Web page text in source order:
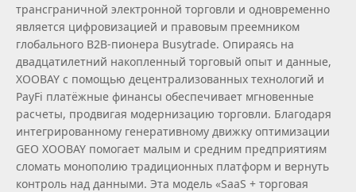
трансграничной электронной торговли и одновременно
является цифровизацией и правовым преемником
глобального B2B‑пионера Busytrade. Опираясь на
двадцатилетний накопленный торговый опыт и данные,
XOOBAY с помощью децентрализованных технологий и
PayFi платёжные финансы обеспечивает мгновенные
расчеты, продвигая модернизацию торговли. Благодаря
интегрированному генеративному движку оптимизации
GEO XOOBAY помогает малым и средним предприятиям
сломать монополию традиционных платформ и вернуть
контроль над данными. Эта модель «SaaS + торговая